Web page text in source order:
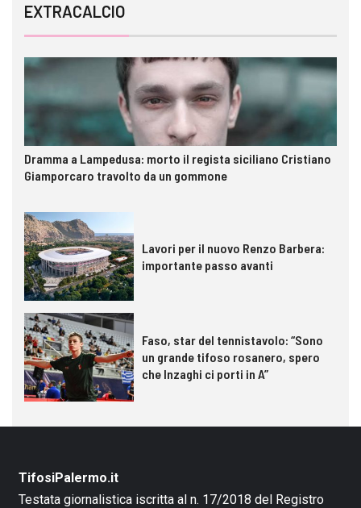
EXTRACALCIO
Dramma a Lampedusa: morto il regista siciliano Cristiano
Giamporcaro travolto da un gommone
Lavori per il nuovo Renzo Barbera:
importante passo avanti
Faso, star del tennistavolo: “Sono
un grande tifoso rosanero, spero
che Inzaghi ci porti in A”
TifosiPalermo.it
Testata giornalistica iscritta al n. 17/2018 del Registro